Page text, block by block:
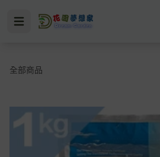
全部商品